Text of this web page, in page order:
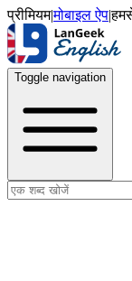
प्रीमियम|मोबाइल ऐप|
Toggle navigation